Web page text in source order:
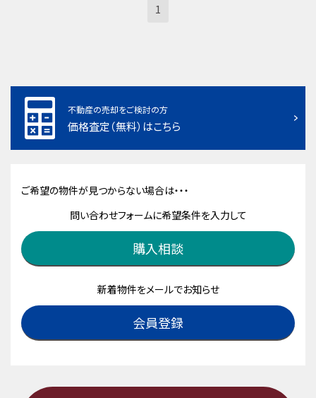
1
不動産の売却をご検討の方
価格査定（無料）はこちら
ご希望の物件が見つからない場合は・・・
問い合わせフォームに希望条件を入力して
購入相談
新着物件をメールでお知らせ
会員登録